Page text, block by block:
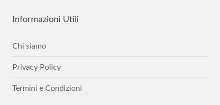
Informazioni Utili
Chi siamo
Privacy Policy
Termini e Condizioni